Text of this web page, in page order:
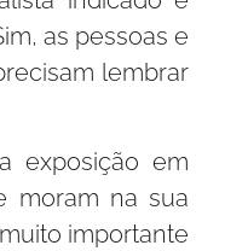
as pessoas e
lembrar
exposição em
moram na sua
importante